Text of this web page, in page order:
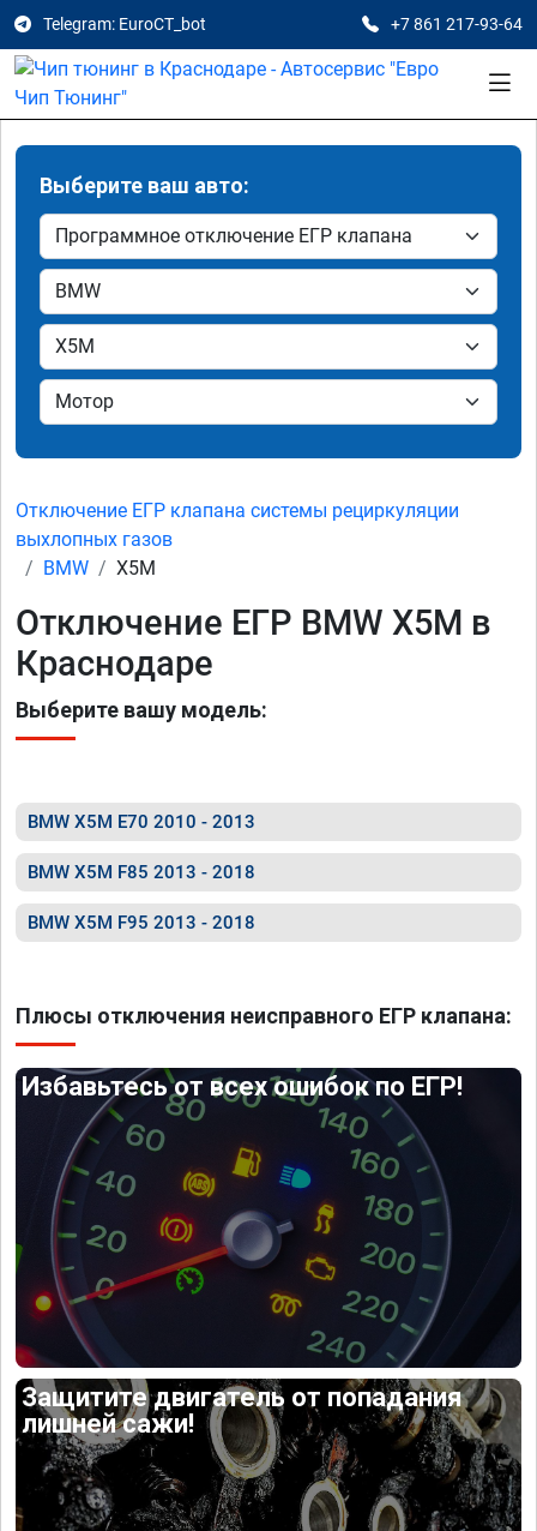
Telegram: EuroCT_bot +7 861 217-93-64
Выберите ваш авто:
Отключение ЕГР клапана системы рециркуляции
выхлопных газов
BMW
X5M
Отключение ЕГР BMW X5M в
Краснодаре
Выберите вашу модель:
BMW X5M E70 2010 - 2013
BMW X5M F85 2013 - 2018
BMW X5M F95 2013 - 2018
Плюсы отключения неисправного ЕГР клапана:
Избавьтесь от всех ошибок по ЕГР!
Защитите двигатель от попадания
лишней сажи!